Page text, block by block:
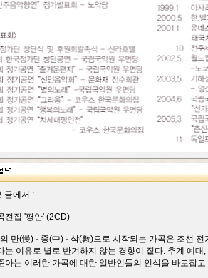
글에서 :
전집 '평안' (2CD)
만(慢) · 중(中) · 삭(數)으로 시작되는 가곡은 조선
는 이유로 별로 반겨하지 않는 경향이 짙다. 추계 예
아는 이러한 가곡에 대한 일반인들의 인식을 바로잡